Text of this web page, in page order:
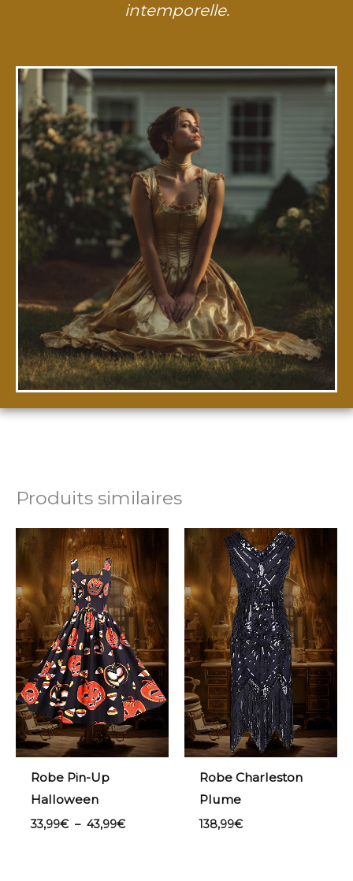
intemporelle.
Produits similaires
Robe Pin-Up
Halloween
33,99€ – 43,99€
de
prix :
33,99€
à
43,99€
Robe Charleston
Plume
138,99€